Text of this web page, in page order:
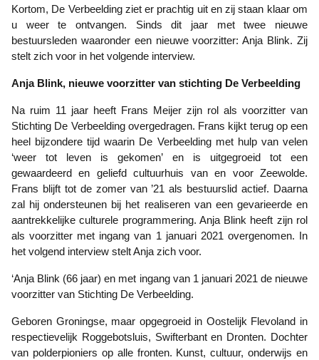
Kortom, De Verbeelding ziet er prachtig uit en zij staan klaar om
u weer te ontvangen. Sinds dit jaar met twee nieuwe
bestuursleden waaronder een nieuwe voorzitter: Anja Blink. Zij
stelt zich voor in het volgende interview.
Anja Blink, nieuwe voorzitter van stichting De Verbeelding
Na ruim 11 jaar heeft Frans Meijer zijn rol als voorzitter van
Stichting De Verbeelding overgedragen. Frans kijkt terug op een
heel bijzondere tijd waarin De Verbeelding met hulp van velen
‘weer tot leven is gekomen’ en is uitgegroeid tot een
gewaardeerd en geliefd cultuurhuis van en voor Zeewolde.
Frans blijft tot de zomer van ’21 als bestuurslid actief. Daarna
zal hij ondersteunen bij het realiseren van een gevarieerde en
aantrekkelijke culturele programmering. Anja Blink heeft zijn rol
als voorzitter met ingang van 1 januari 2021 overgenomen. In
het volgend interview stelt Anja zich voor.
‘Anja Blink (66 jaar) en met ingang van 1 januari 2021 de nieuwe
voorzitter van Stichting De Verbeelding.
Geboren Groningse, maar opgegroeid in Oostelijk Flevoland in
respectievelijk Roggebotsluis, Swifterbant en Dronten. Dochter
van polderpioniers op alle fronten. Kunst, cultuur, onderwijs en